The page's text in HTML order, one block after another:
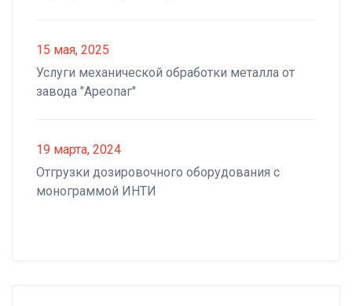
15 мая, 2025
Услуги механической обработки металла от
завода "Ареопаг"
19 марта, 2024
Отгрузки дозировочного оборудования с
монограммой ИНТИ